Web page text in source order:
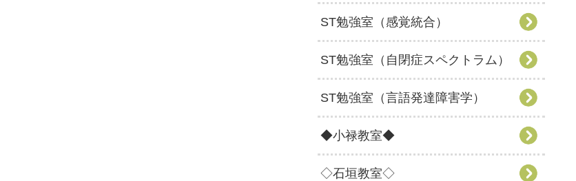
ST勉強室（感覚統合）
ST勉強室（自閉症スペクトラム）
ST勉強室（言語発達障害学）
◆小禄教室◆
◇石垣教室◇